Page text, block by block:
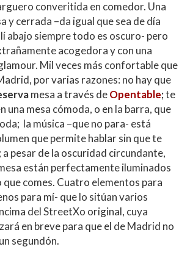
converitida en comedor. Una
y cerrada –da igual que sea de día
abajo siempre todo es oscuro- pero
acogedora y con una
Mil veces más confortable que
por varias razones: no hay que
mesa a través deOpentable;te
una mesa cómoda, o en la barra, que
la música –que no para- está
que permite hablar sin que te
pesar de la oscuridad circundante,
están perfectamente iluminados
que comes. Cuatro elementos para
para mí- que lo sitúan varios
del StreetXo original, cuya
en breve para que el de Madrid no
segundón.